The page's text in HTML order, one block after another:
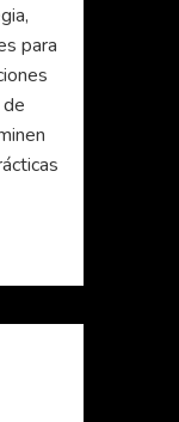
para